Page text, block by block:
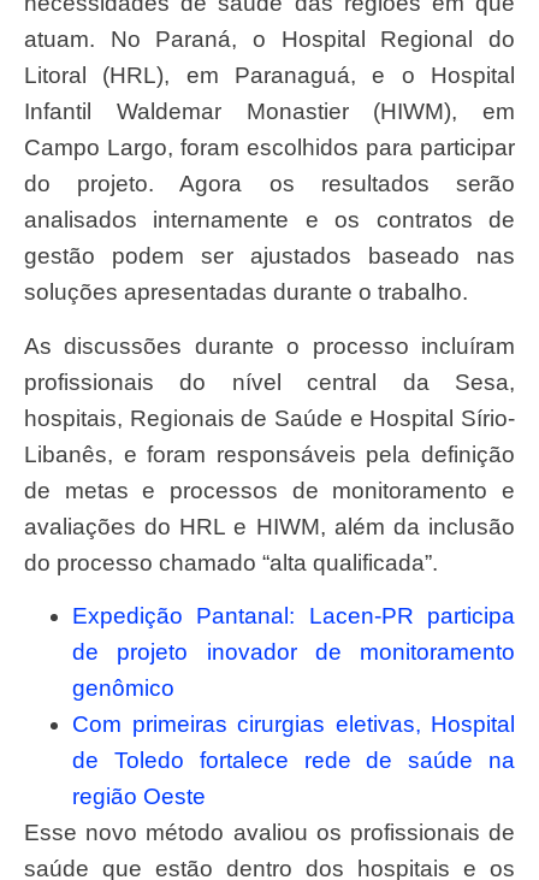
atuam. No Paraná, o Hospital Regional do
Litoral (HRL), em Paranaguá, e o Hospital
Infantil Waldemar Monastier (HIWM), em
Campo Largo, foram escolhidos para participar
do projeto. Agora os resultados serão
analisados internamente e os contratos de
gestão podem ser ajustados baseado nas
soluções apresentadas durante o trabalho.
As discussões durante o processo incluíram
profissionais do nível central da Sesa,
hospitais, Regionais de Saúde e Hospital Sírio-
Libanês, e foram responsáveis pela definição
de metas e processos de monitoramento e
avaliações do HRL e HIWM, além da inclusão
do processo chamado “alta qualificada”.
Expedição Pantanal: Lacen-PR participa
de projeto inovador de monitoramento
genômico
Com primeiras cirurgias eletivas, Hospital
de Toledo fortalece rede de saúde na
região Oeste
Esse novo método avaliou os profissionais de
saúde que estão dentro dos hospitais e os